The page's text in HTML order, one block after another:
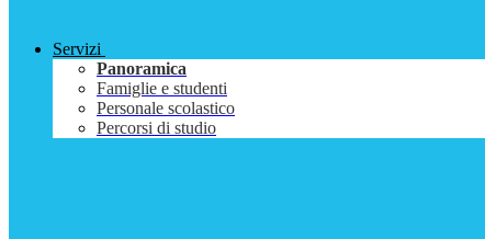
Servizi
Panoramica
Famiglie e studenti
Personale scolastico
Percorsi di studio